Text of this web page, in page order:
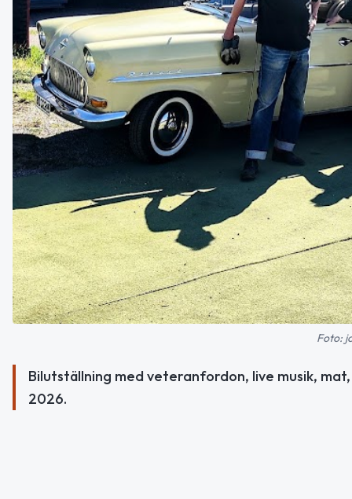
Foto:
Bilutställning med veteranfordon, live musik,
2026.